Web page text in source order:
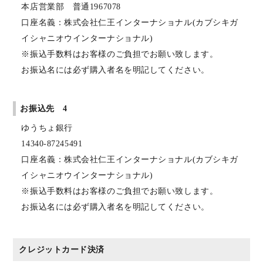
本店営業部 普通1967078
口座名義：株式会社仁王インターナショナル(カブシキガ
イシャニオウインターナショナル)
※振込手数料はお客様のご負担でお願い致します。
お振込名には必ず購入者名を明記してください。
お振込先 4
ゆうちょ銀行
14340-87245491
口座名義：株式会社仁王インターナショナル(カブシキガ
イシャニオウインターナショナル)
※振込手数料はお客様のご負担でお願い致します。
お振込名には必ず購入者名を明記してください。
クレジットカード決済